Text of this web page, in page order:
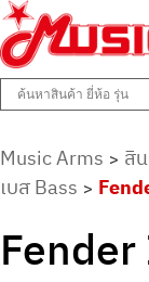
Music
ศูนย์รวมครื่องดน
Music Arms > สิ
เบส Bass >